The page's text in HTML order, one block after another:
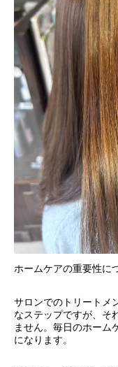
ホームケアの重要性に
サロンでのトリートメ
なステップですが、そ
ません。毎日のホーム
になります。